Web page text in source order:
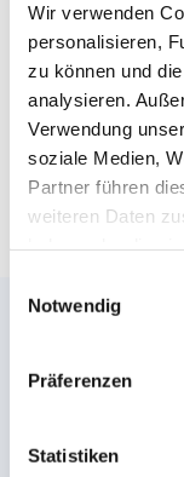
Wir verwenden
personalisieren,
zu können und
analysieren.
Verwendung
soziale Medien,
Partner führen
weiteren Daten
Notwendig
Präferenzen
Statistiken
We have
A confirmation
Order not found.
⚡ Here is a
Offer
messages on